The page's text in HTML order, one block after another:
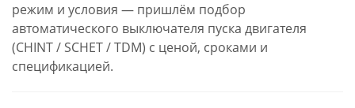
режим и условия — пришлём подбор
автоматического выключателя пуска двигателя
(CHINT / SCHET / TDM) с ценой, сроками и
спецификацией.